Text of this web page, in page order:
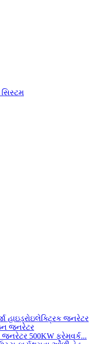
જનરેટર 500KW ફ્રેમવર્ક...